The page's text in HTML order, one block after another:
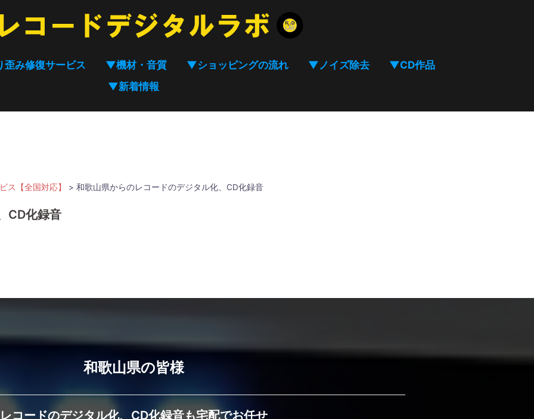
歪み修復サービス ▼機材・音質 ▼ショッピングの流れ ▼ノイズ除去
▼CD作品
▼新着情報
ス【全国対応】 > 和歌山県からのレコードのデジタル化、CD化録音
CD化録音
和歌山県の皆様
レコードのデジタル化、CD化録音も宅配でお任せ